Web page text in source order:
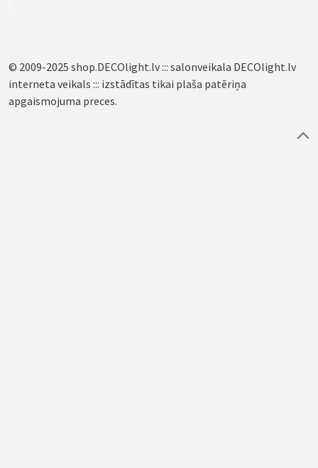
© 2009-2025 shop.DECOlight.lv ::: salonveikala DECOlight.lv
interneta veikals ::: izstādītas tikai plaša patēriņa
apgaismojuma preces.